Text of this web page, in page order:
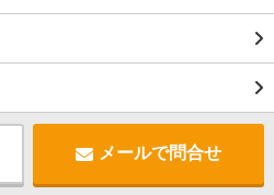
メールで問合せ